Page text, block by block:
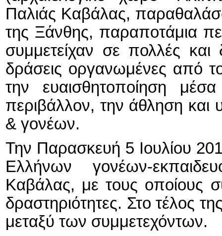
Παλιάς Καβάλας,
της Ξάνθης, παραποτάμια
συμμετείχαν σε πολλές και
δράσεις οργανωμένες από
την ευαισθητοποίηση
περιβάλλον, την άθληση και
& γονέων.
Την Παρασκευή 5 Ιουλίου
Ελλήνων γονέων-
Καβάλας, με τους οποίους
δραστηριότητες. Στο τέλος
μεταξύ των συμμετεχόντων.